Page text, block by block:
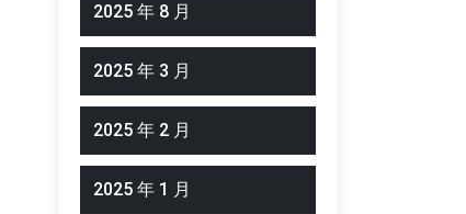
2025 年 8 月
2025 年 3 月
2025 年 2 月
2025 年 1 月